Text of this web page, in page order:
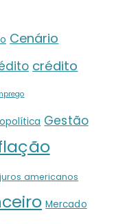
Cenário
crédito
Gestão
juros americanos
Mercado